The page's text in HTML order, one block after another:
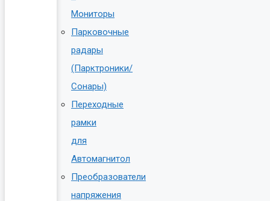
Мониторы
Парковочные
радары
(Парктроники/
Сонары)
Переходные
рамки
для
Автомагнитол
Преобразователи
напряжения